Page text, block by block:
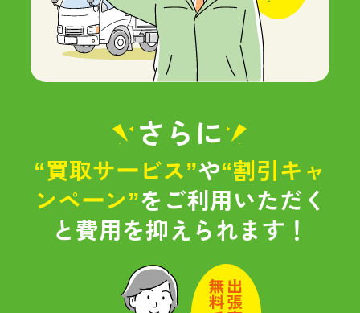
さらに
“買取サービス”や“割引キャ
ンペーン”をご利用いただく
と費用を抑えられます！